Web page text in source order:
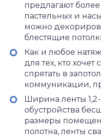
предлагают более
пастельных и
можно
блестящие
Как и любое
для тех, кто
спрятать в
коммуникации,
Ширина ленты 1,2-
обустройства
размеры
полотна, ленты